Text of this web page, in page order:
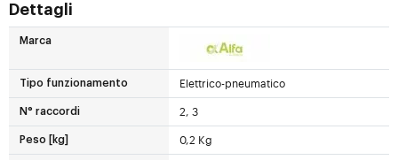
Dettagli
Marca
Tipo funzionamento Elettrico-pneumatico
N° raccordi 2, 3
Peso [kg] 0,2 Kg